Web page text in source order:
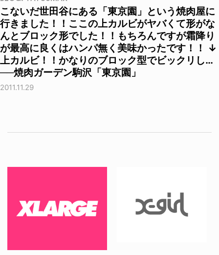
こないだ世田谷にある「東京園」という焼肉屋に
行きました！！ここの上カルビがヤバくて形がな
んとブロック形でした！！もちろんですが霜降り
が最高に良くはハンパ無く美味かったです！！ ↓
上カルビ！！かなりのブロック型でビックリし…
──焼肉ガーデン駒沢「東京園」
2011.11.29